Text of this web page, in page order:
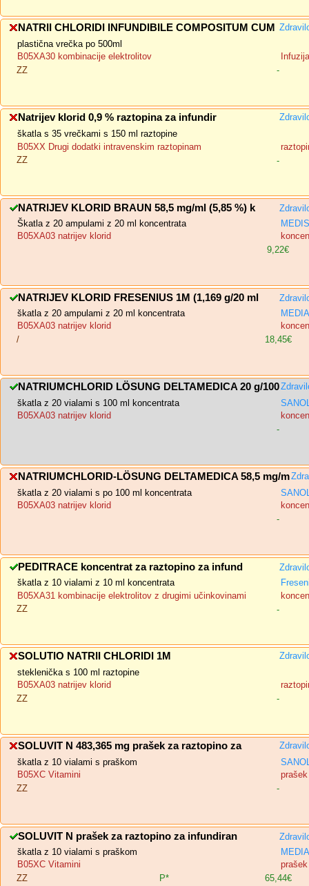
NATRII CHLORIDI INFUNDIBILE COMPOSITUM CUM
plastična vrečka po 500ml
B05XA30 kombinacije elektrolitov
Infuzija
ZZ
-
Natrijev klorid 0,9 % raztopina za infundir
škatla s 35 vrečkami s 150 ml raztopine
B05XX Drugi dodatki intravenskim raztopinam
ZZ
-
NATRIJEV KLORID BRAUN 58,5 mg/ml (5,85 %) k
Škatla z 20 ampulami z 20 ml koncentrata
B05XA03 natrijev klorid
9,22€
NATRIJEV KLORID FRESENIUS 1M (1,169 g/20 ml
škatla z 20 ampulami z 20 ml koncentrata
B05XA03 natrijev klorid
/
18,45€
NATRIUMCHLORID LÖSUNG DELTAMEDICA 20 g/100
škatla z 20 vialami s 100 ml koncentrata
B05XA03 natrijev klorid
-
NATRIUMCHLORID-LÖSUNG DELTAMEDICA 58,5 mg/m
škatla z 20 vialami s po 100 ml koncentrata
B05XA03 natrijev klorid
-
PEDITRACE koncentrat za raztopino za infund
škatla z 10 vialami z 10 ml koncentrata
B05XA31 kombinacije elektrolitov z drugimi učinkovinami
ZZ
-
SOLUTIO NATRII CHLORIDI 1M
steklenička s 100 ml raztopine
B05XA03 natrijev klorid
ZZ
-
SOLUVIT N 483,365 mg prašek za raztopino za
škatla z 10 vialami s praškom
B05XC Vitamini
ZZ
-
SOLUVIT N prašek za raztopino za infundiran
škatla z 10 vialami s praškom
B05XC Vitamini
ZZ
P* 65,44€